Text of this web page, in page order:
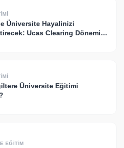
Üniversite Hayalinizi
Ucas Clearing Dönemi
Üniversite Eğitimi
EĞITIM